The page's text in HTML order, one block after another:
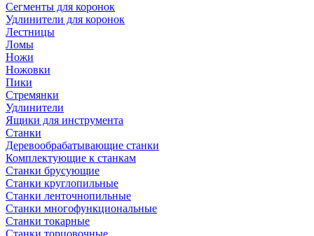
Сегменты для коронок
Удлинители для коронок
Лестницы
Ломы
Ножи
Ножовки
Пики
Стремянки
Удлинители
Ящики для инструмента
Станки
Деревообрабатывающие станки
Комплектующие к станкам
Станки брусующие
Станки круглопильные
Станки ленточнопильные
Станки многофункциональные
Станки токарные
Станки торцовочные